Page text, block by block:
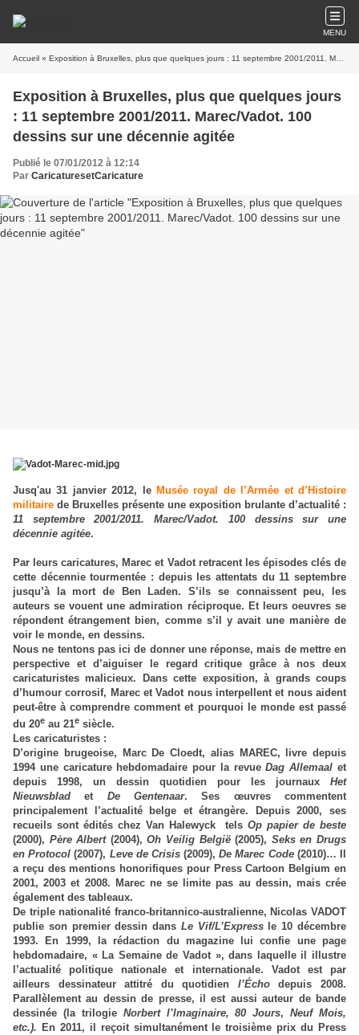
MENU
Accueil » Exposition à Bruxelles, plus que quelques jours : 11 septembre 2001/2011. Marec/Vadot. 100 dessins sur une décennie agitée
Exposition à Bruxelles, plus que quelques jours
: 11 septembre 2001/2011. Marec/Vadot. 100
dessins sur une décennie agitée
Publié le 07/01/2012 à 12:14
Par CaricaturesetCaricature
Jusq'au 31 janvier 2012, le Musée royal de l’Armée et d’Histoire
militaire de Bruxelles présente une exposition brulante d’actualité :
11 septembre 2001/2011. Marec/Vadot. 100 dessins sur une
décennie agitée.
Par leurs caricatures, Marec et Vadot retracent les épisodes clés de
cette décennie tourmentée : depuis les attentats du 11 septembre
jusqu’à la mort de Ben Laden. S’ils se connaissent peu, les
auteurs se vouent une admiration réciproque. Et leurs oeuvres se
répondent étrangement bien, comme s’il y avait une manière de
voir le monde, en dessins.
Nous ne tentons pas ici de donner une réponse, mais de mettre en
perspective et d’aiguiser le regard critique grâce à nos deux
caricaturistes malicieux. Dans cette exposition, à grands coups
d’humour corrosif, Marec et Vadot nous interpellent et nous aident
peut-être à comprendre comment et pourquoi le monde est passé
du 20e au 21e siècle.
Les caricaturistes :
D’origine brugeoise, Marc De Cloedt, alias MAREC, livre depuis
1994 une caricature hebdomadaire pour la revueDag Allemaal et
depuis 1998, un dessin quotidien pour les journaux Het
Nieuwsblad et De Gentenaar. Ses œuvres commentent
principalement l’actualité belge et étrangère. Depuis 2000, ses
recueils sont édités chez Van Halewyck tels Op papier de beste
(2000), Père Albert(2004),Oh Veilig België(2005), Seks en Drugs
en Protocol (2007), Leve de Crisis(2009),De Marec Code(2010)… Il
a reçu des mentions honorifiques pour Press Cartoon Belgium en
2001, 2003 et 2008. Marec ne se limite pas au dessin, mais crée
également des tableaux.
De triple nationalité franco-britannico-australienne, Nicolas VADOT
publie son premier dessin dans Le Vif/L’Expressle 10 décembre
1993. En 1999, la rédaction du magazine lui confie une page
hebdomadaire, « La Semaine de Vadot », dans laquelle il illustre
l’actualité politique nationale et internationale. Vadot est par
ailleurs dessinateur attitré du quotidien l’Échodepuis 2008.
Parallèlement au dessin de presse, il est aussi auteur de bande
dessinée (la trilogie Norbert l’Imaginaire, 80 Jours,Neuf Mois,
etc.). En 2011, il reçoit simultanément le troisième prix du Press